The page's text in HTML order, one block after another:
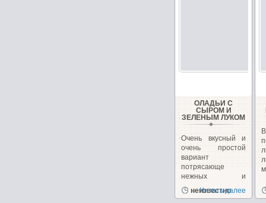
ОЛАДЬИ С
СЫРОМ И
ЗЕЛЕНЫМ ЛУКОМ
Очень вкусный и
очень простой
вариант
потрясающе
нежных и
ароматных
оладушек....
неизвестно
Читать далее